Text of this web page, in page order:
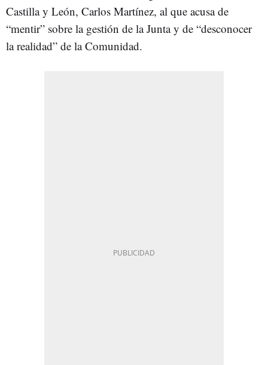
Castilla y León, Carlos Martínez, al que acusa de
“mentir” sobre la gestión de la Junta y de “desconocer
la realidad” de la Comunidad.